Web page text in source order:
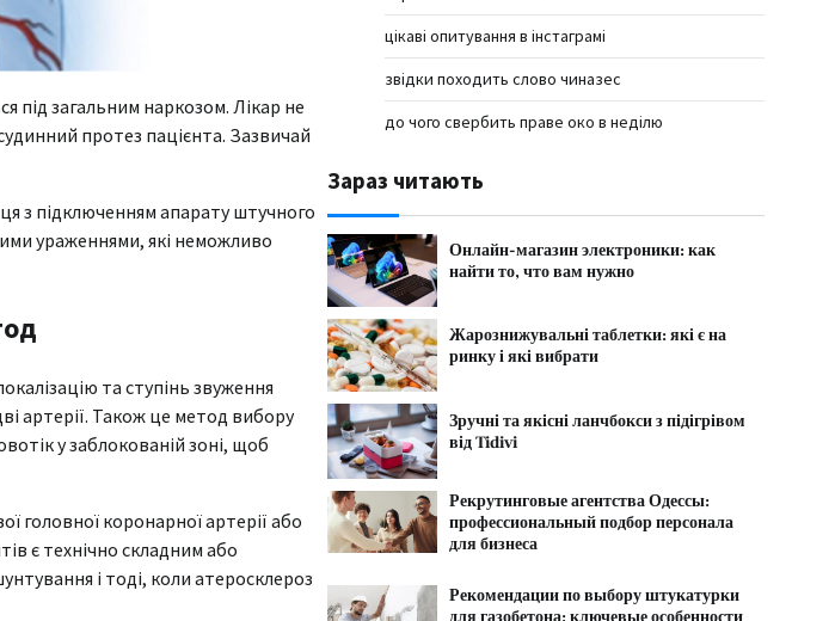
під загальним наркозом. Лікар не
протез пацієнта. Зазвичай
з підключенням апарату штучного
ураженнями, які неможливо
та ступінь звуження
артерії. Також це метод вибору
у заблокованій зоні, щоб
головної коронарної артерії або
є технічно складним або
і тоді, коли атеросклероз
цікаві опитування в інстаграмі
звідки походить слово чиназес
до чого свербить праве око в неділю
Зараз читають
Онлайн-магазин электроники: как
найти то, что вам нужно
Жарознижувальні таблетки: які є на
ринку і які вибрати
Зручні та якісні ланчбокси з підігрівом
від Tidivi
Рекрутинговые агентства Одессы:
профессиональный подбор персонала
для бизнеса
Рекомендации по выбору штукатурки
для газобетона: ключевые особенности